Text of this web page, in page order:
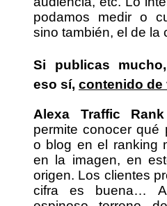
podamos medir o
sino también, el de la
Si publicas
eso sí, contenido de
Alexa Traffic Rank
permite conocer qué
o blog en el ranking
en la imagen, en
origen. Los clientes
cifra es buena…